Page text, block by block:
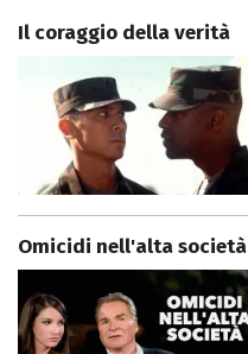
Il coraggio della verità
Omicidi nell'alta società